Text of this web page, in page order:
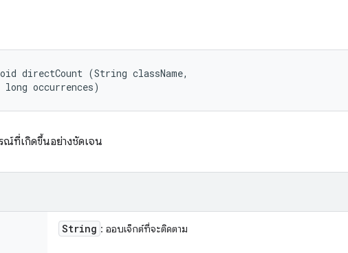
directCount (String className,
long occurrences)
ที่เกิดขึ้นอย่างชัดเจน
String : ออบเจ็กต์ที่จะติดตาม